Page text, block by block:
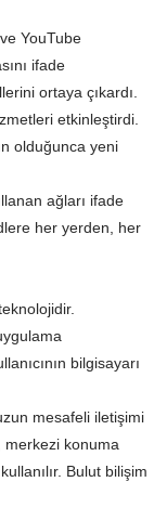
YouTube
ifade
ortaya çıkardı.
etkinleştirdi.
olduğunca yeni
ağları ifade
her yerden, her
bilgisayarı
mesafeli iletişimi
merkezi konuma
Bulut bilişim